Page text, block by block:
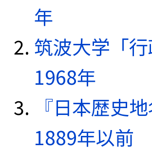
年
筑波大学「
1968年
『日本歴史
1889年以前